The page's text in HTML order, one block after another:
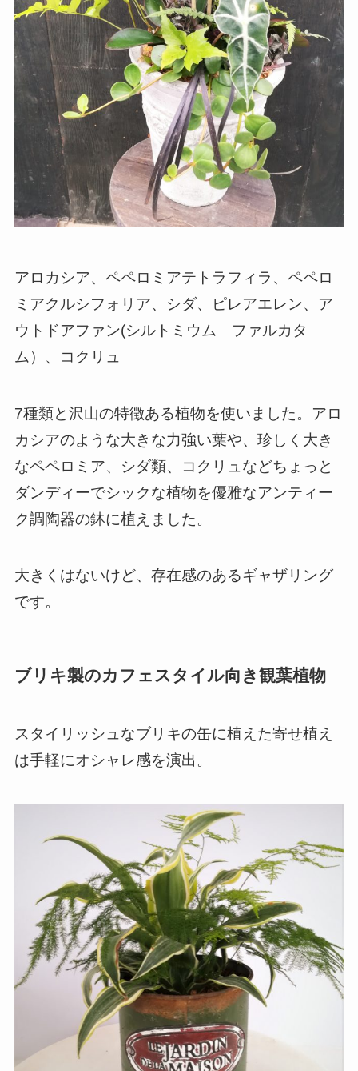
アロカシア、ペペロミアテトラフィラ、ペペロ
ミアクルシフォリア、シダ、ピレアエレン、ア
ウトドアファン(シルトミウム ファルカタ
ム）、コクリュ
7種類と沢山の特徴ある植物を使いました。アロ
カシアのような大きな力強い葉や、珍しく大き
なペペロミア、シダ類、コクリュなどちょっと
ダンディーでシックな植物を優雅なアンティー
ク調陶器の鉢に植えました。
大きくはないけど、存在感のあるギャザリング
です。
ブリキ製のカフェスタイル向き観葉植物
スタイリッシュなブリキの缶に植えた寄せ植え
は手軽にオシャレ感を演出。